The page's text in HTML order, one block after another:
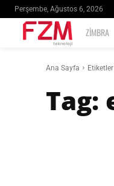
Perşembe, Ağustos 6, 2026
ZIMBRA
Ana Sayfa Etiketler
Tag: